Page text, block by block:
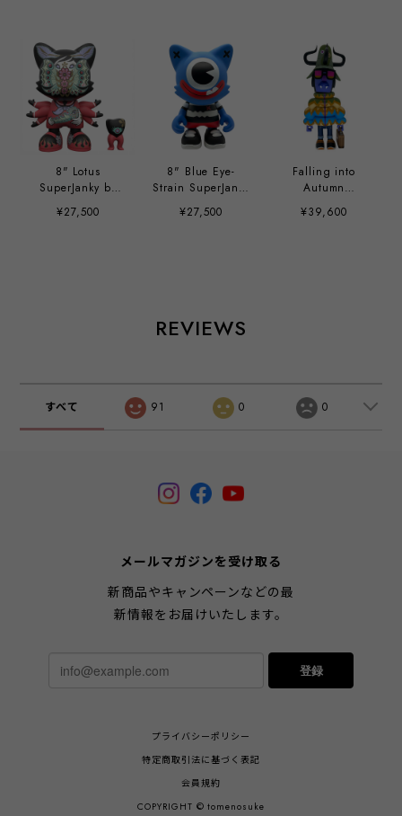
8" Lotus
SuperJanky by
Junko Mizuno
¥27,500
8" Blue Eye-
Strain SuperJanky
by Grand
Chamaco
¥27,500
Falling into
Autumn
Maximillian Ca$h
by Pete Fowler
¥39,600
REVIEWS
すべて 91 0 0
メールマガジンを受け取る
新商品やキャンペーンなどの最
新情報をお届けいたします。
登録
プライバシーポリシー
特定商取引法に基づく表記
会員規約
COPYRIGHT © tomenosuke